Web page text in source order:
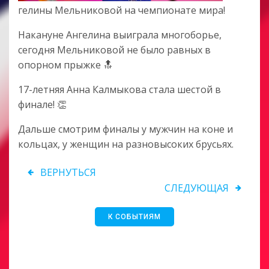
гелины Мельниковой на чемпионате мира!
Накануне Ангелина выиграла многоборье,
сегодня Мельниковой не было равных в
опорном прыжке 🔝
17-летняя Анна Калмыкова стала шестой в
финале! 👏
Дальше смотрим финалы у мужчин на коне и
кольцах, у женщин на разновысоких брусьях.
ВЕРНУТЬСЯ
СЛЕДУЮЩАЯ
К СОБЫТИЯМ